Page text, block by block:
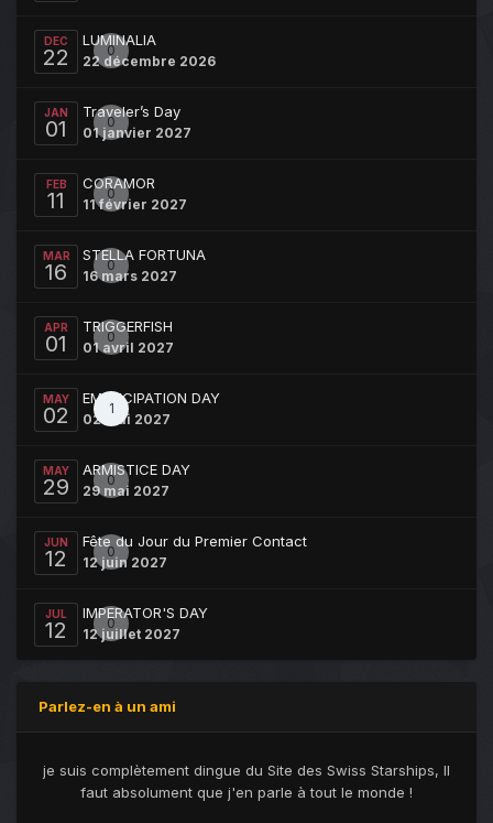
DEC
22 0
LUMINALIA
22 décembre 2026
JAN
01 0
Traveler’s Day
01 janvier 2027
FEB
11 0
CORAMOR
11 février 2027
MAR
16 0
STELLA FORTUNA
16 mars 2027
APR
01 0
TRIGGERFISH
01 avril 2027
MAY
02 1
EMANCIPATION DAY
02 mai 2027
MAY
29 0
ARMISTICE DAY
29 mai 2027
JUN
12 0
Fête du Jour du Premier Contact
12 juin 2027
JUL
12 0
IMPERATOR'S DAY
12 juillet 2027
Parlez-en à un ami
je suis complètement dingue du Site des Swiss Starships, Il
faut absolument que j'en parle à tout le monde !